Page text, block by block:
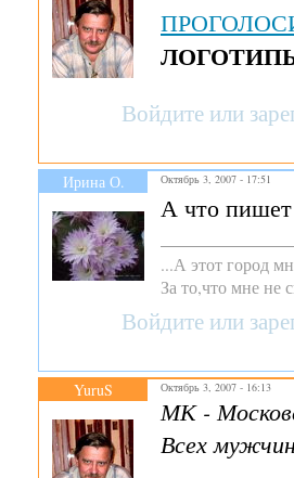
Войдите или
Ирина О. Октябрь 3, 2007 - 17:51
А что
...А этот город
За то,что мне не
Войдите или
YuruS Октябрь 3, 2007 - 16:13
МК -
Всех